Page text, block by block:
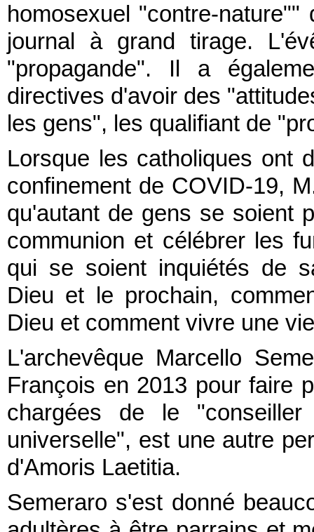
homosexuel "contre-
journal à grand tirage.
"propagande". Il a
directives d'avoir des
les gens", les qualifiant de
Lorsque les catholiques ont
confinement de COVID-19,
qu'autant de gens se soient
communion et célébrer les
qui se soient inquiétés de
Dieu et le prochain,
Dieu et comment vivre une
L'archevêque Marcello
François en 2013 pour faire
chargées de le
universelle", est une autre
d'Amoris Laetitia.
Semeraro s'est donné